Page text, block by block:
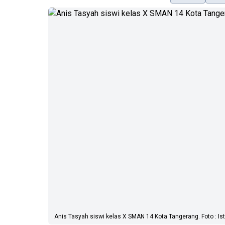
Anis Tasyah siswi kelas X SMAN 14 Kota Tangerang. Foto : Ist